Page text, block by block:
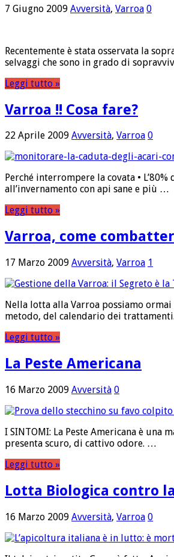
7 Giugno 2009 Avversità, Varroa 0
Recentemente è stata osservata la
selvaggi che sono in grado di
Leggi tutto »
Varroa !! Cosa fare?
22 Aprile 2009 Avversità, Varroa 0
Perché interrompere la covata •
all’invernamento con api sane e più …
Leggi tutto »
Varroa, come
17 Marzo 2009 Avversità, Varroa 1
Nella lotta alla Varroa possiamo
metodo, del calendario dei
Leggi tutto »
La Peste Americana
16 Marzo 2009 Avversità 0
I SINTOMI: La Peste Americana è
presenta scuro, di cattivo odore. …
Leggi tutto »
Lotta Biologica contro
16 Marzo 2009 Avversità, Varroa 0